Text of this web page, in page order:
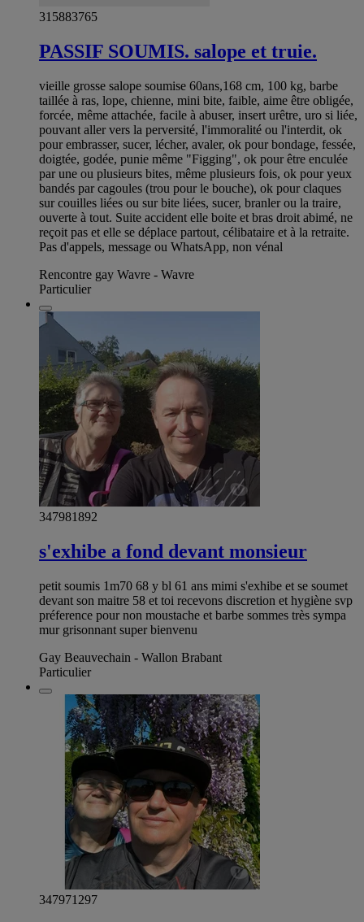
315883765
PASSIF SOUMIS. salope et truie.
vieille grosse salope soumise 60ans,168 cm, 100 kg, barbe
taillée à ras, lope, chienne, mini bite, faible, aime être obligée,
forcée, même attachée, facile à abuser, insert urêtre, uro si liée,
pouvant aller vers la perversité, l'immoralité ou l'interdit, ok
pour embrasser, sucer, lécher, avaler, ok pour bondage, fessée,
doigtée, godée, punie même "Figging", ok pour être enculée
par une ou plusieurs bites, même plusieurs fois, ok pour yeux
bandés par cagoules (trou pour le bouche), ok pour claques
sur couilles liées ou sur bite liées, sucer, branler ou la traire,
ouverte à tout. Suite accident elle boite et bras droit abimé, ne
reçoit pas et elle se déplace partout, célibataire et à la retraite.
Pas d'appels, message ou WhatsApp, non vénal
Rencontre gay Wavre - Wavre
Particulier
347981892
s'exhibe a fond devant monsieur
petit soumis 1m70 68 y bl 61 ans mimi s'exhibe et se soumet
devant son maitre 58 et toi recevons discretion et hygiène svp
préference pour non moustache et barbe sommes très sympa
mur grisonnant super bienvenu
Gay Beauvechain - Wallon Brabant
Particulier
347971297